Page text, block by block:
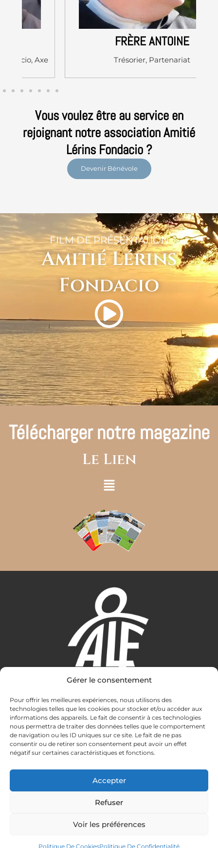
Gérer le consentement
Pour offrir les meilleures expériences, nous utilisons des
technologies telles que les cookies pour stocker et/ou accéder aux
informations des appareils. Le fait de consentir à ces technologies
nous permettra de traiter des données telles que le comportement
de navigation ou les ID uniques sur ce site. Le fait de ne pas
consentir ou de retirer son consentement peut avoir un effet
négatif sur certaines caractéristiques et fonctions.
Accepter
Refuser
Voir les préférences
Politique De CookiesPolitique De Confidentialité
FRÈRE ANTOINE
Trésorier, Partenariat
Vous voulez être au service en
rejoignant notre association Amitié
Lérins Fondacio ?
Devenir Bénévole
FILM DE PRÉSENTATION
Amitié Lérins
Fondacio
Télécharger notre magazine
Le Lien
Main
Contact
accueil.amitielerinsfondacio@gmail.com
07 88 73 39 82
Pages Légales
Mentions Légales
Politique De Cookies (UE)